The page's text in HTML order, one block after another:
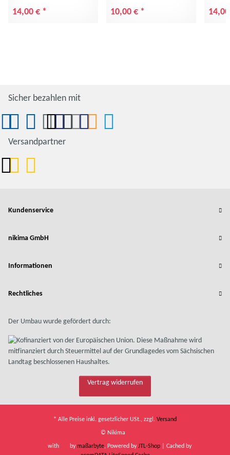
14,00 € * 10,00 € *
Sicher bezahlen mit
Versandpartner
Kundenservice
nikima GmbH
Informationen
Rechtliches
Der Umbau wurde gefördert durch:
Vertrag widerrufen
* Alle Preise inkl. gesetzlicher USt., zzgl. Versand
© Nikima
with bymaßarbyte, Powered byJTL-Shop
| Cached by